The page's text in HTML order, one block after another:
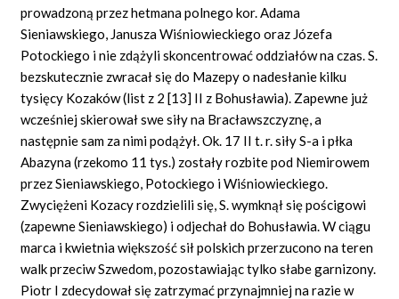
prowadzoną przez hetmana polnego kor. Adama
Sieniawskiego, Janusza Wiśniowieckiego oraz Józefa
Potockiego i nie zdążyli skoncentrować oddziałów na czas. S.
bezskutecznie zwracał się do Mazepy o nadesłanie kilku
tysięcy Kozaków (list z 2 [13] II z Bohusławia). Zapewne już
wcześniej skierował swe siły na Bracławszczyznę, a
następnie sam za nimi podążył. Ok. 17 II t. r. siły S-a i płka
Abazyna (rzekomo 11 tys.) zostały rozbite pod Niemirowem
przez Sieniawskiego, Potockiego i Wiśniowieckiego.
Zwyciężeni Kozacy rozdzielili się, S. wymknął się pościgowi
(zapewne Sieniawskiego) i odjechał do Bohusławia. W ciągu
marca i kwietnia większość sił polskich przerzucono na teren
walk przeciw Szwedom, pozostawiając tylko słabe garnizony.
Piotr I zdecydował się zatrzymać przynajmniej na razie w